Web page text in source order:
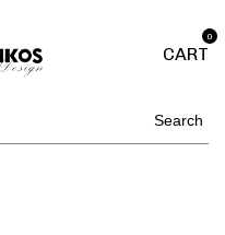
CART
0
Search